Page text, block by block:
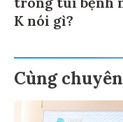
K nói gì?
Cùng